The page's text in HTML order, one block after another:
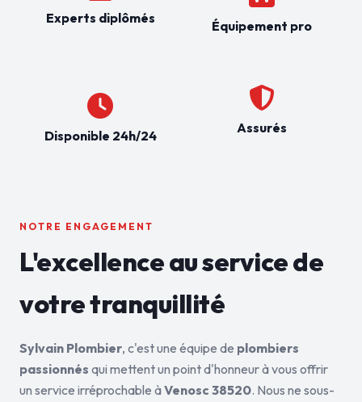
Experts diplômés
Disponible 24h/24
Équipement pro
Assurés
NOTRE ENGAGEMENT
L'excellence au service de
votre tranquillité
Sylvain Plombier, c'est une équipe de plombiers
passionnés qui mettent un point d'honneur à vous offrir
un service irréprochable àVenosc 38520. Nous ne sous-